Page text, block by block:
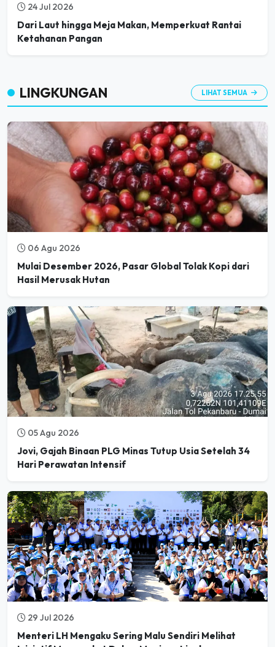
24 Jul 2026
Dari Laut hingga Meja Makan, Memperkuat Rantai
Ketahanan Pangan
LINGKUNGAN LIHAT SEMUA
06 Agu 2026
Mulai Desember 2026, Pasar Global Tolak Kopi dari
Hasil Merusak Hutan
05 Agu 2026
Jovi, Gajah Binaan PLG Minas Tutup Usia Setelah 34
Hari Perawatan Intensif
29 Jul 2026
Menteri LH Mengaku Sering Malu Sendiri Melihat